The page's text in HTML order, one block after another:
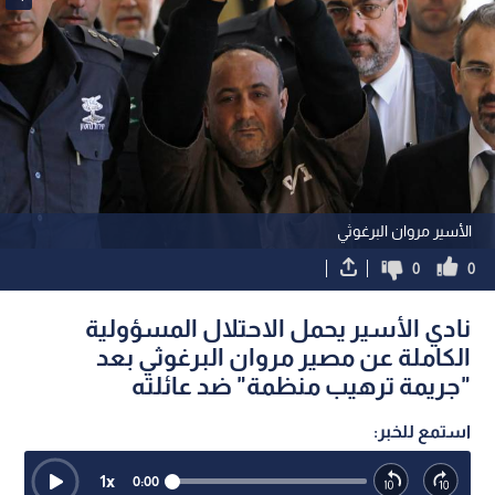
الأسير مروان البرغوثي
0
0
نادي الأسير يحمل الاحتلال المسؤولية
الكاملة عن مصير مروان البرغوثي بعد
"جريمة ترهيب منظمة" ضد عائلته
استمع للخبر:
0:00
1x